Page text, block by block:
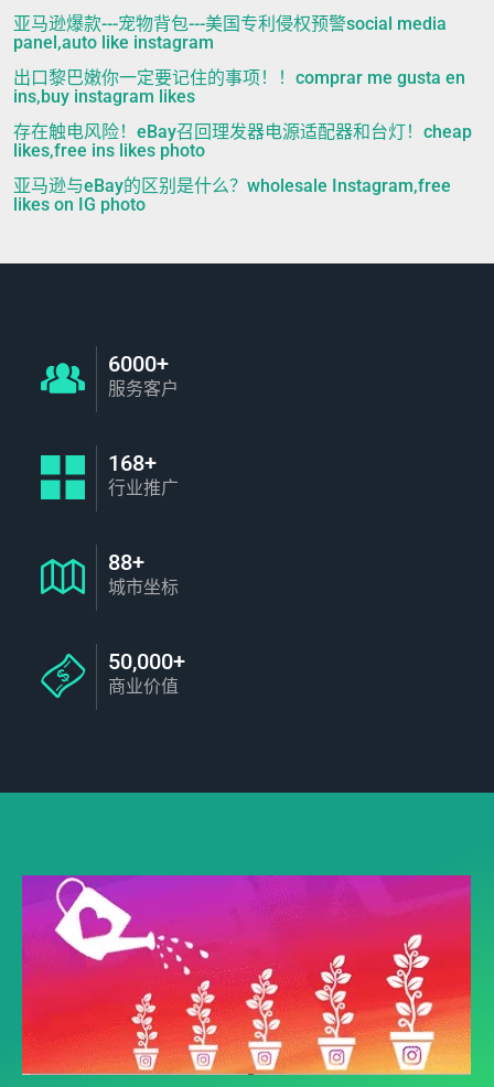
亚马逊爆款---宠物背包---美国专利侵权预警social media
panel,auto like instagram
出口黎巴嫩你一定要记住的事项！！comprar me gusta en
ins,buy instagram likes
存在触电风险！eBay召回理发器电源适配器和台灯！cheap
likes,free ins likes photo
亚马逊与eBay的区别是什么？wholesale Instagram,free
likes on IG photo
6000+
服务客户
168+
行业推广
88+
城市坐标
50,000+
商业价值